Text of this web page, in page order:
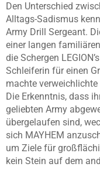
Den Unterschied
Alltags-Sadismus
Army Drill Sergeant.
einer langen
die Schergen
Schleiferin für einen
machte
Die Erkenntnis, dass
geliebten Army
übergelaufen sind,
sich MAYHEM
um Ziele für
kein Stein auf dem